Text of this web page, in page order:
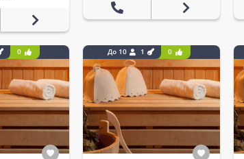
0 До 10 1 0